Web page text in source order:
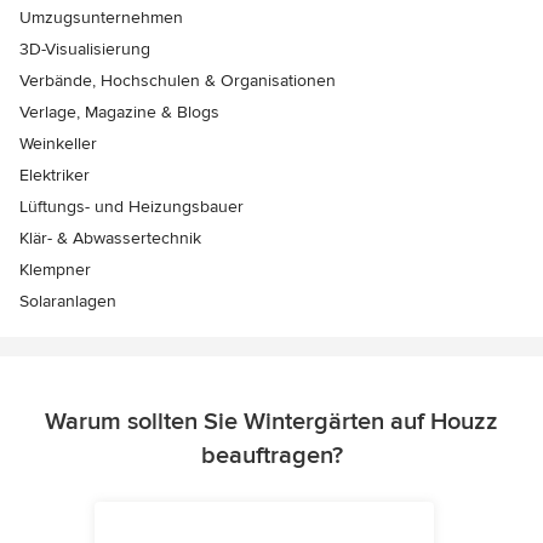
Umzugsunternehmen
3D-Visualisierung
Verbände, Hochschulen & Organisationen
Verlage, Magazine & Blogs
Weinkeller
Elektriker
Lüftungs- und Heizungsbauer
Klär- & Abwassertechnik
Klempner
Solaranlagen
Warum sollten Sie Wintergärten auf Houzz
beauftragen?